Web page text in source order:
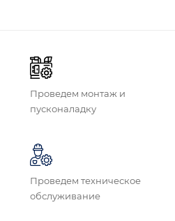
Проведем монтаж и
пусконаладку
Проведем техническое
обслуживание